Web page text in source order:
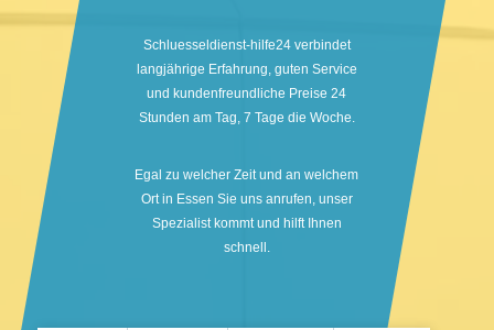
Schluesseldienst-hilfe24 verbindet
langjährige Erfahrung, guten Service
und kundenfreundliche Preise 24
Stunden am Tag, 7 Tage die Woche.
Egal zu welcher Zeit und an welchem
Ort in Essen Sie uns anrufen, unser
Spezialist kommt und hilft Ihnen
schnell.